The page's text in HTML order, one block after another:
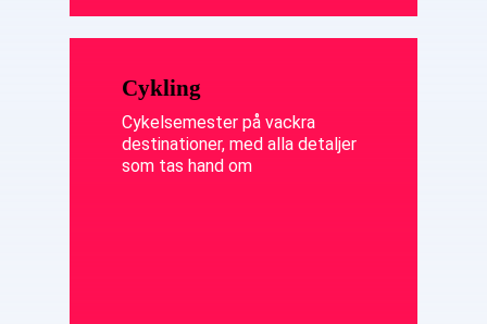
Cykling
Cykelsemester på vackra
destinationer, med alla detaljer
som tas hand om